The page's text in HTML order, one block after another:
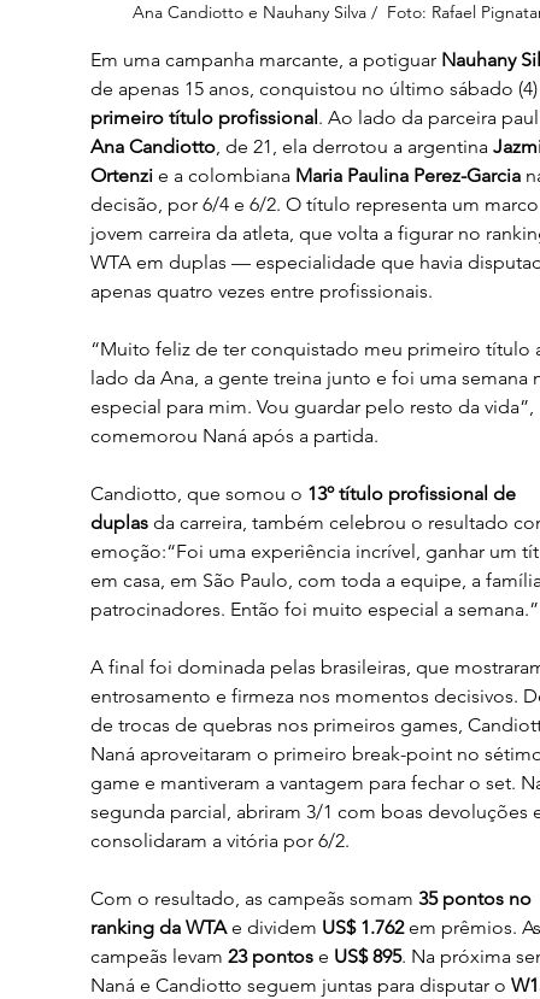
Ana Candiotto e Nauhany Silva /  Foto: Rafael
Em uma campanha marcante, a potiguar Nauhany
de apenas 15 anos, conquistou no último sábado
primeiro título profissional . Ao lado da parceira
Ana Candiotto, de 21, ela derrotou a argentina
Ortenzi e a colombiana Maria Paulina Perez-Garcia
decisão, por 6/4 e 6/2. O título representa um
jovem carreira da atleta, que volta a figurar no
WTA em duplas — especialidade que havia
apenas quatro vezes entre profissionais.
“Muito feliz de ter conquistado meu primeiro título
lado da Ana, a gente treina junto e foi uma semana
especial para mim. Vou guardar pelo resto da vida”,
comemorou Naná após a partida.
Candiotto, que somou o 13º título profissional de
duplas da carreira, também celebrou o resultado
emoção:“Foi uma experiência incrível, ganhar um
em casa, em São Paulo, com toda a equipe, a
patrocinadores. Então foi muito especial a semana.”
A final foi dominada pelas brasileiras, que
entrosamento e firmeza nos momentos decisivos.
de trocas de quebras nos primeiros games,
Naná aproveitaram o primeiro break-point no
game e mantiveram a vantagem para fechar o set.
segunda parcial, abriram 3/1 com boas devoluções
consolidaram a vitória por 6/2.
Com o resultado, as campeãs somam 35 pontos no
ranking da WTA e dividem US$ 1.762 em prêmios.
campeãs levam 23 pontos e US$ 895. Na próxima
Naná e Candiotto seguem juntas para disputar o